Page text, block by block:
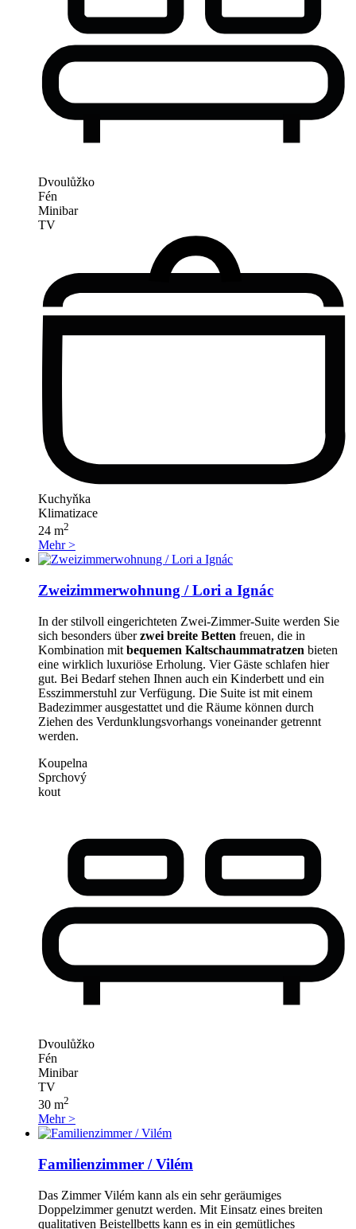
Dvoulůžko
Fén
Minibar
TV
Kuchyňka
Klimatizace
24 m2
Mehr >
Zweizimmerwohnung / Lori a Ignác
In der stilvoll eingerichteten Zwei-Zimmer-Suite werden Sie
sich besonders überzwei breite Betten freuen, die in
Kombination mit bequemen Kaltschaummatratzen bieten
eine wirklich luxuriöse Erholung. Vier Gäste schlafen hier
gut. Bei Bedarf stehen Ihnen auch ein Kinderbett und ein
Esszimmerstuhl zur Verfügung. Die Suite ist mit einem
Badezimmer ausgestattet und die Räume können durch
Ziehen des Verdunklungsvorhangs voneinander getrennt
werden.
Koupelna
Sprchový
kout
Dvoulůžko
Fén
Minibar
TV
30 m2
Mehr >
Familienzimmer / Vilém
Das Zimmer Vilém kann als ein sehr geräumiges
Doppelzimmer genutzt werden. Mit Einsatz eines breiten
qualitativen Beistellbetts kann es in ein gemütliches